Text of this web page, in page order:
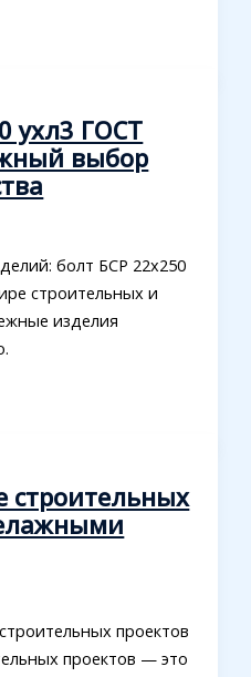
ухл3 ГОСТ
выбор
болт БСР 22х250
строительных и
изделия
строительных
проектов
проектов — это